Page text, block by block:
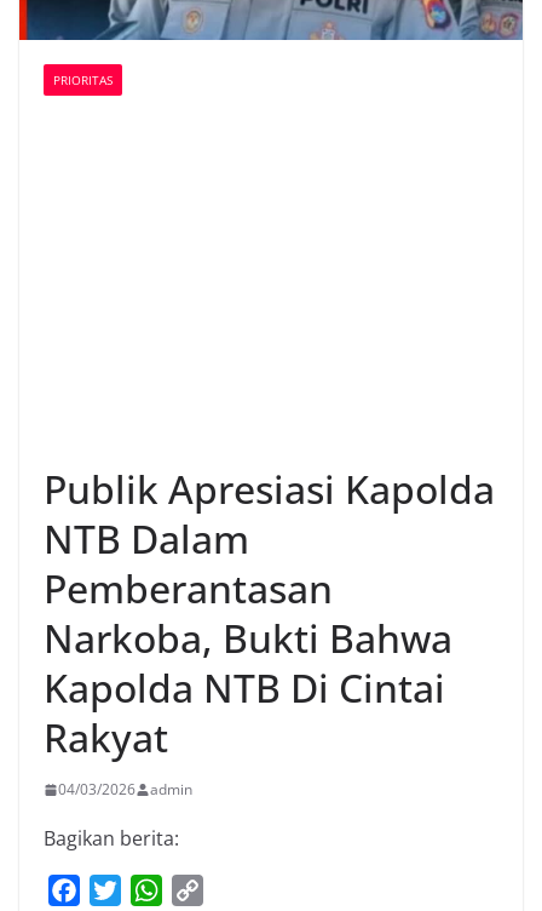
PRIORITAS
Publik Apresiasi Kapolda
NTB Dalam
Pemberantasan
Narkoba, Bukti Bahwa
Kapolda NTB Di Cintai
Rakyat
04/03/2026 admin
Bagikan berita:
W